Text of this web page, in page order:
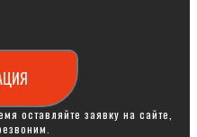
оставляйте заявку на сайте,